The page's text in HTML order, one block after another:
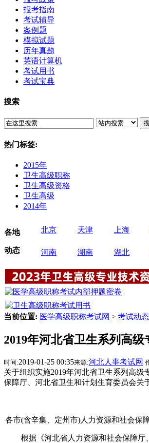
报考指南
考试辅导
案例题
模拟试题
历年真题
英语计算机
考试用书
考试宝典
搜索
热门标签:
2015年
卫生高级职称
卫生高级资格
卫生高级
2014年
各地
动态
北京 天津 上海
河南 湖南 湖北
当前位置: 医学高级职称考试网 > 考试动态
2019年河北省卫生系列高
时间:2019-01-25 00:35来源:河北人事考试网
关于组织实施2019年河北省卫生系列高
保障厅、河北省卫生和计划生育委员会关
各市(含辛集、定州市)人力资源和社会保
根据《河北省人力资源和社会保障厅、